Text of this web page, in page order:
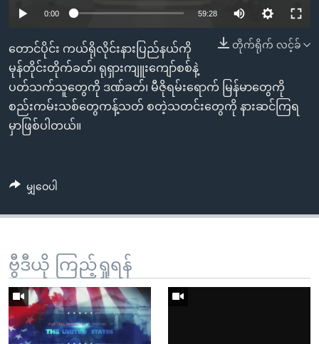
ကြည့်
ရန်
ရှာဖွေ
ရန်
နေရာ
သို့
ဗွီအိုအေ လူမှုကွန်ယက်များ
ဘာသာစကားများ
0:00 59:28
တိုက်ရိုက် လင့်ခ်
တောင်ပိုင်း ကယ်ရိုလိုင်းနားပြည်နယ်ကို
မုန်တိုင်းတိုက်ခတ်၊ ရုရှားကျူးကျော်စစ်နဲ့
ပတ်သက်သူတွေကို ဒဏ်ခတ်၊ မီဇိုရမ်းရောက် မြန်မာတွေကို
စည်းကမ်းသစ်တွေကန့်သတ် စတဲ့သတင်းတွေကို နားဆင်ကြရ
မှာဖြစ်ပါတယ်။
မျှဝေပါ
ဗွီဒီယို ကြည့်ရှုရန်